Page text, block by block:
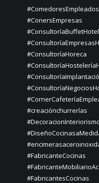
#ComedoresEmpleados
#ConersEmpresas
#ConsultoríaHoreca
#creaciónchurrerías
#FabricanteCocinas
#FabricantesCocinas